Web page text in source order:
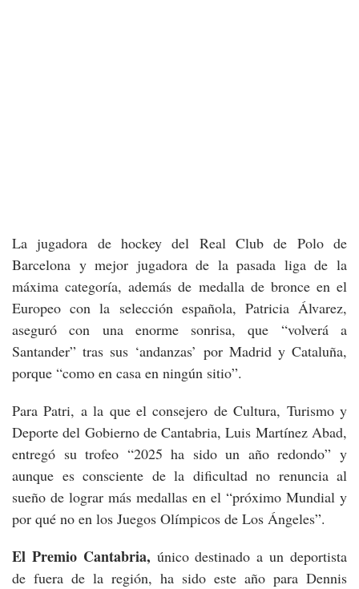
La jugadora de hockey del Real Club de Polo de
Barcelona y mejor jugadora de la pasada liga de la
máxima categoría, además de medalla de bronce en el
Europeo con la selección española, Patricia Álvarez,
aseguró con una enorme sonrisa, que “volverá a
Santander” tras sus ‘andanzas’ por Madrid y Cataluña,
porque “como en casa en ningún sitio”.
Para Patri, a la que el consejero de Cultura, Turismo y
Deporte del Gobierno de Cantabria, Luis Martínez Abad,
entregó su trofeo “2025 ha sido un año redondo” y
aunque es consciente de la dificultad no renuncia al
sueño de lograr más medallas en el “próximo Mundial y
por qué no en los Juegos Olímpicos de Los Ángeles”.
El Premio Cantabria, único destinado a un deportista
de fuera de la región, ha sido este año para Dennis